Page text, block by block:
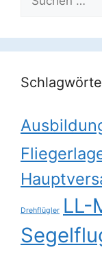
nach:
Drehflügler LL-